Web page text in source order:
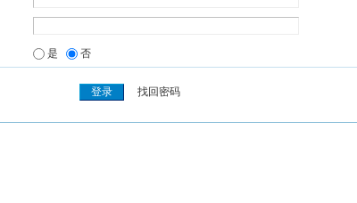
是 否
找回密码